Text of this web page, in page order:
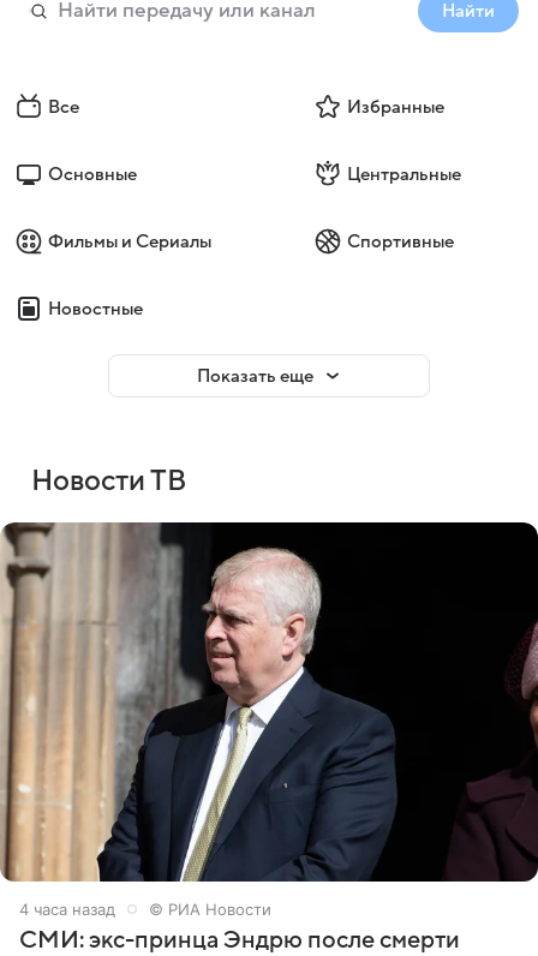
Найти
Все Избранные
Основные Центральные
Фильмы и Сериалы Спортивные
Новостные
Показать еще
Новости ТВ
4 часа назад © РИА Новости
СМИ: экс-принца Эндрю после смерти